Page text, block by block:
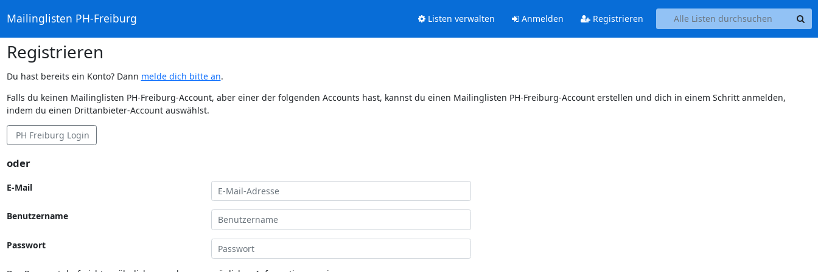
Mailinglisten PH-Freiburg Listen verwalten Anmelden Registrieren
Registrieren
Du hast bereits ein Konto? Dann melde dich bitte an.
Falls du keinen Mailinglisten PH-Freiburg-Account, aber einer der folgenden Accounts hast, kannst du einen Mailinglisten PH-Freiburg-Account erstellen und dich in einem Schritt anmelden,
indem du einen Drittanbieter-Account auswählst.
PH Freiburg Login
oder
E-Mail
Benutzername
Passwort